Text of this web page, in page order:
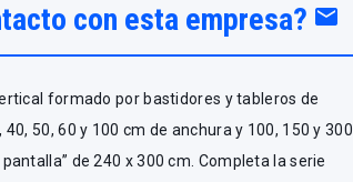
con esta empresa? email
formado por bastidores y tableros de
50, 60 y 100 cm de anchura y 100, 150 y 300
de 240 x 300 cm. Completa la serie